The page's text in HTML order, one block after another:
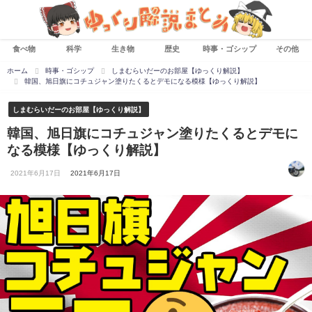
食べ物 科学 生き物 歴史 時事・ゴシップ その他
ホーム 時事・ゴシップ
しまむらいだーのお部屋【ゆっくり解説】
韓国、旭日旗にコチュジャン塗りたくるとデモになる模様【ゆっくり解説】
しまむらいだーのお部屋【ゆっくり解説】
韓国、旭日旗にコチュジャン塗りたくるとデモに
なる模様【ゆっくり解説】
2021年6月17日 2021年6月17日